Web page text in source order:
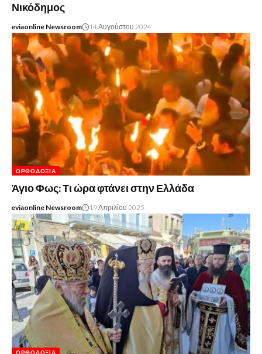
Νικόδημος
eviaonline Newsroom 14 Αυγούστου 2024
ΟΡΘΟΔΟΞΊΑ
Άγιο Φως: Τι ώρα φτάνει στην Ελλάδα
eviaonline Newsroom 19 Απριλίου 2025
ΟΡΘΟΔΟΞΊΑ